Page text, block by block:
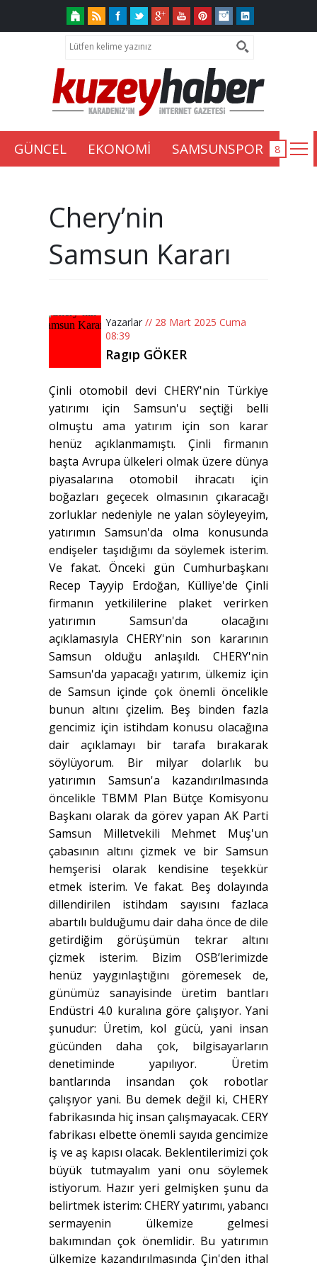
GÜNCEL EKONOMİ SAMSUNSPOR
Chery’nin
Samsun Kararı
Yazarlar // 28 Mart 2025 Cuma
08:39
Ragıp GÖKER
Çinli otomobil devi CHERY'nin Türkiye
yatırımı için Samsun'u seçtiği belli
olmuştu ama yatırım için son karar
henüz açıklanmamıştı. Çinli firmanın
başta Avrupa ülkeleri olmak üzere dünya
piyasalarına otomobil ihracatı için
boğazları geçecek olmasının çıkaracağı
zorluklar nedeniyle ne yalan söyleyeyim,
yatırımın Samsun'da olma konusunda
endişeler taşıdığımı da söylemek isterim.
Ve fakat. Önceki gün Cumhurbaşkanı
Recep Tayyip Erdoğan, Külliye'de Çinli
firmanın yetkililerine plaket verirken
yatırımın Samsun'da olacağını
açıklamasıyla CHERY'nin son kararının
Samsun olduğu anlaşıldı. CHERY'nin
Samsun'da yapacağı yatırım, ülkemiz için
de Samsun içinde çok önemli öncelikle
bunun altını çizelim. Beş binden fazla
gencimiz için istihdam konusu olacağına
dair açıklamayı bir tarafa bırakarak
söylüyorum. Bir milyar dolarlık bu
yatırımın Samsun'a kazandırılmasında
öncelikle TBMM Plan Bütçe Komisyonu
Başkanı olarak da görev yapan AK Parti
Samsun Milletvekili Mehmet Muş'un
çabasının altını çizmek ve bir Samsun
hemşerisi olarak kendisine teşekkür
etmek isterim. Ve fakat. Beş dolayında
dillendirilen istihdam sayısını fazlaca
abartılı bulduğumu dair daha önce de dile
getirdiğim görüşümün tekrar altını
çizmek isterim. Bizim OSB’lerimizde
henüz yaygınlaştığını göremesek de,
günümüz sanayisinde üretim bantları
Endüstri 4.0 kuralına göre çalışıyor. Yani
şunudur: Üretim, kol gücü, yani insan
gücünden daha çok, bilgisayarların
denetiminde yapılıyor. Üretim
bantlarında insandan çok robotlar
çalışıyor yani. Bu demek değil ki, CHERY
fabrikasında hiç insan çalışmayacak. CERY
fabrikası elbette önemli sayıda gencimize
iş ve aş kapısı olacak. Beklentilerimizi çok
büyük tutmayalım yani onu söylemek
istiyorum. Hazır yeri gelmişken şunu da
belirtmek isterim: CHERY yatırımı, yabancı
sermayenin ülkemize gelmesi
bakımından çok önemlidir. Bu yatırımın
ülkemize kazandırılmasında Çin'den ithal